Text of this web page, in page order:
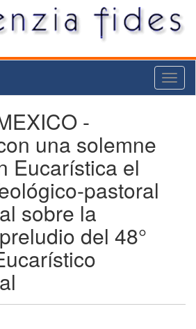
-
una solemne
Eucarística el
pastoral
sobre la
del 48°